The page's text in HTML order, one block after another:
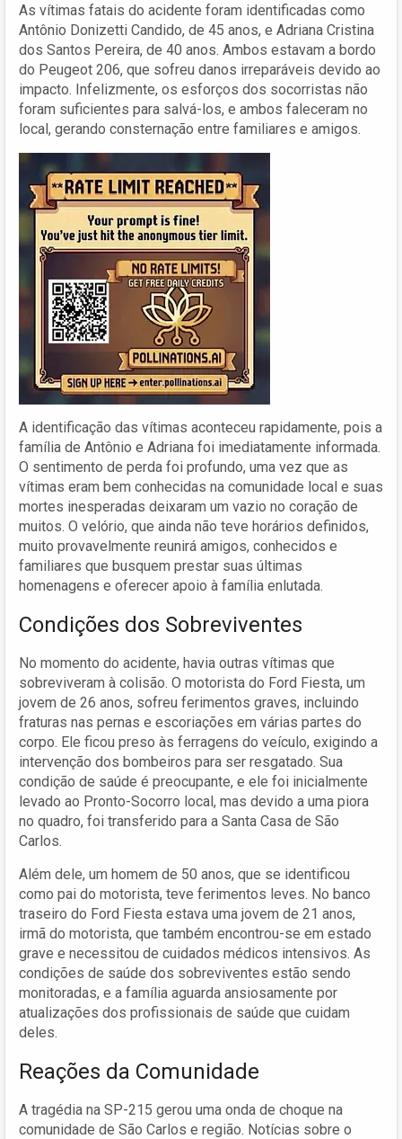
As vítimas fatais do acidente foram identificadas como
Antônio Donizetti Candido, de 45 anos, e Adriana Cristina
dos Santos Pereira, de 40 anos. Ambos estavam a bordo
do Peugeot 206, que sofreu danos irreparáveis devido ao
impacto. Infelizmente, os esforços dos socorristas não
foram suficientes para salvá-los, e ambos faleceram no
local, gerando consternação entre familiares e amigos.
A identificação das vítimas aconteceu rapidamente, pois a
família de Antônio e Adriana foi imediatamente informada.
O sentimento de perda foi profundo, uma vez que as
vítimas eram bem conhecidas na comunidade local e suas
mortes inesperadas deixaram um vazio no coração de
muitos. O velório, que ainda não teve horários definidos,
muito provavelmente reunirá amigos, conhecidos e
familiares que busquem prestar suas últimas
homenagens e oferecer apoio à família enlutada.
Condições dos Sobreviventes
No momento do acidente, havia outras vítimas que
sobreviveram à colisão. O motorista do Ford Fiesta, um
jovem de 26 anos, sofreu ferimentos graves, incluindo
fraturas nas pernas e escoriações em várias partes do
corpo. Ele ficou preso às ferragens do veículo, exigindo a
intervenção dos bombeiros para ser resgatado. Sua
condição de saúde é preocupante, e ele foi inicialmente
levado ao Pronto-Socorro local, mas devido a uma piora
no quadro, foi transferido para a Santa Casa de São
Carlos.
Além dele, um homem de 50 anos, que se identificou
como pai do motorista, teve ferimentos leves. No banco
traseiro do Ford Fiesta estava uma jovem de 21 anos,
irmã do motorista, que também encontrou-se em estado
grave e necessitou de cuidados médicos intensivos. As
condições de saúde dos sobreviventes estão sendo
monitoradas, e a família aguarda ansiosamente por
atualizações dos profissionais de saúde que cuidam
deles.
Reações da Comunidade
A tragédia na SP-215 gerou uma onda de choque na
comunidade de São Carlos e região. Notícias sobre o